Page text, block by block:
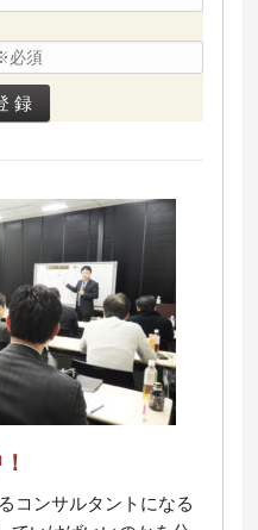
コンサルタントになる